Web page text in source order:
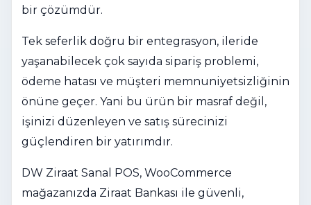
bir çözümdür.
Tek seferlik doğru bir entegrasyon, ileride
yaşanabilecek çok sayıda sipariş problemi,
ödeme hatası ve müşteri memnuniyetsizliğinin
önüne geçer. Yani bu ürün bir masraf değil,
işinizi düzenleyen ve satış sürecinizi
güçlendiren bir yatırımdır.
DW Ziraat Sanal POS, WooCommerce
mağazanızda Ziraat Bankası ile güvenli,